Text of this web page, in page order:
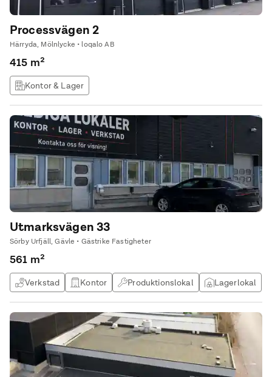
Processvägen 2
Härryda, Mölnlycke • loqalo AB
415 m²
Kontor & Lager
Utmarksvägen 33
Sörby Urfjäll, Gävle • Gästrike Fastigheter
561 m²
Verkstad Kontor Produktionslokal Lagerlokal